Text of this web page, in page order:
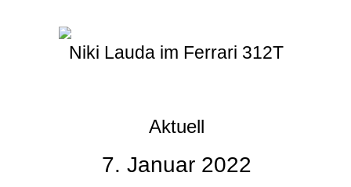
Niki Lauda im Ferrari 312T
Aktuell
7. Januar 2022